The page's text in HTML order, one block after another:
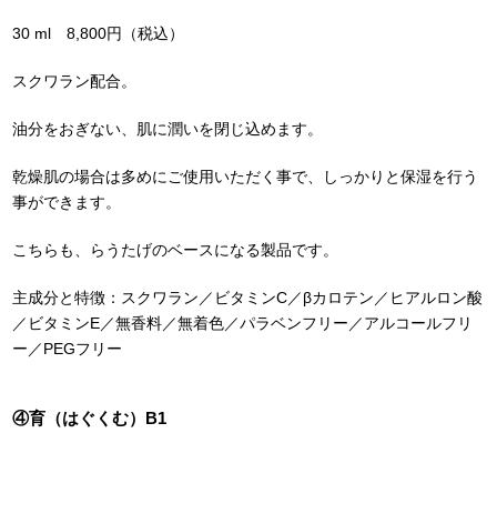
30 ml 8,800円（税込）
スクワラン配合。
油分をおぎない、肌に潤いを閉じ込めます。
乾燥肌の場合は多めにご使用いただく事で、しっかりと保湿を行う
事ができます。
こちらも、らうたげのベースになる製品です。
主成分と特徴：スクワラン／ビタミンC／βカロテン／ヒアルロン酸
／ビタミンE／無香料／無着色／パラベンフリー／アルコールフリ
ー／PEGフリー
④育（はぐくむ）B1